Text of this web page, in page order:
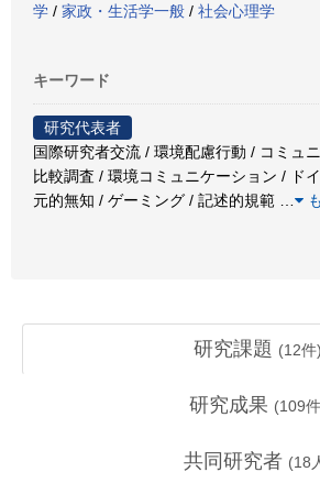
学 / 家政・生活学一般 / 社会心理学
キーワード
研究代表者
国際研究者交流 / 環境配慮行動 / コミュ
比較調査 / 環境コミュニケーション / ド
元的無知 / ゲーミング / 記述的規範
研究課題 (12件)
研究成果 (109
共同研究者 (18